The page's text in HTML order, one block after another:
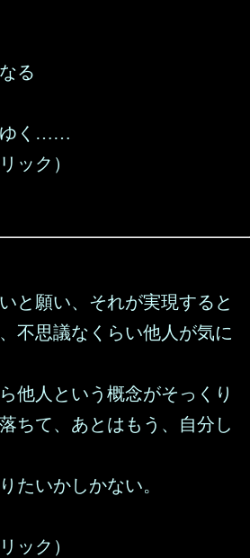
る
ゆく……
ック）
と願い、それが実現すると
不思議なくらい他人が気に
他人という概念がそっくり
ちて、あとはもう、自分し
たいかしかない。
ック）